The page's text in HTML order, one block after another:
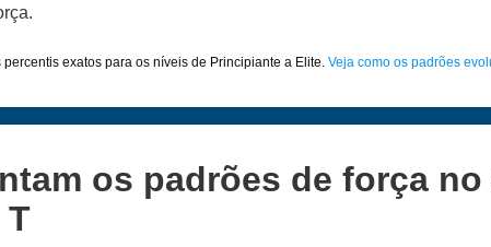
exatos para os níveis de Principiante a Elite. Veja como os padrões
os padrões de força
T